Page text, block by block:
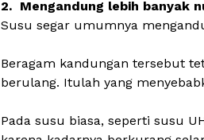
2. Mengandung lebih banyak
Susu segar umumnya
Beragam kandungan tersebut
berulang. Itulah yang
Pada susu biasa, seperti susu